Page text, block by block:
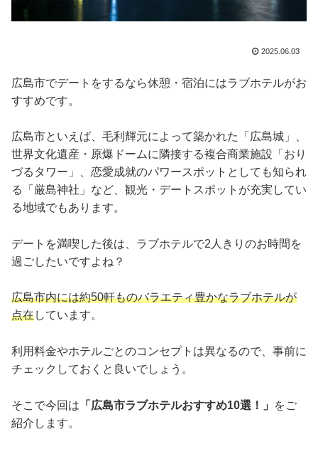
2025.06.03
広島市でデートをするなら休憩・宿泊にはラブホテルがお
すすめです。
広島市といえば、毛利輝元によって築かれた「広島城」、
世界文化遺産・原爆ドームに隣接する複合商業施設「おり
づるタワー」、恋愛成就のパワースポットとしても知られ
る「厳島神社」など、観光・デートスポットが充実してい
る地域でもあります。
デートを満喫した後は、ラブホテルで2人きりのお時間を
過ごしたいですよね？
広島市内には約50軒ものバラエティ豊かなラブホテルが
点在しています。
利用料金やホテルごとのコンセプトは異なるので、事前に
チェックしておくと良いでしょう。
そこで今回は 「広島市ラブホテルおすすめ10選！」
をご
紹介します。